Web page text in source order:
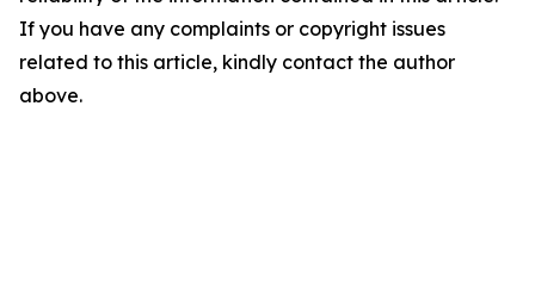
If you have any complaints or copyright issues
related to this article, kindly contact the author
above.